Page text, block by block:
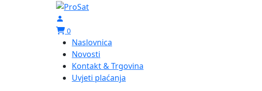
0
Naslovnica
Novosti
Kontakt & Trgovina
Uvjeti plaćanja